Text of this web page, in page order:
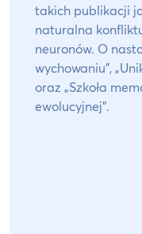
takich publikacji
naturalna
neuronów. O
wychowaniu”,
oraz „Szkoła
ewolucyjnej”.